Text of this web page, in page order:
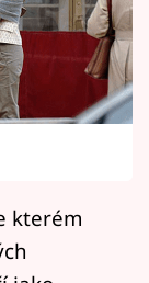
kterém